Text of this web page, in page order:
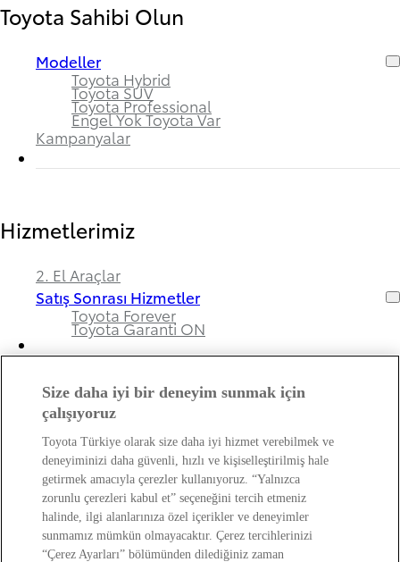
Toyota Sahibi Olun
Modeller
Toyota Hybrid
Toyota SUV
Toyota Professional
Engel Yok Toyota Var
Kampanyalar
Hizmetlerimiz
2. El Araçlar
Satış Sonrası Hizmetler
Toyota Forever
Toyota Garanti ON
Bayimiz ve Toyota Hakkında
Hakkımızda
Bayi Bilgileri
Toyota Hakkında
Bayi Banka Hesap Bilgileri ve Sigorta Şirketleri
Kişisel Verilerin Korunması Hakkında
Bilgilendirme
Size daha iyi bir deneyim sunmak için
çalışıyoruz
Toyota Türkiye olarak size daha iyi hizmet verebilmek ve
deneyiminizi daha güvenli, hızlı ve kişiselleştirilmiş hale
getirmek amacıyla çerezler kullanıyoruz. “Yalnızca
zorunlu çerezleri kabul et” seçeneğini tercih etmeniz
halinde, ilgi alanlarınıza özel içerikler ve deneyimler
sunmamız mümkün olmayacaktır. Çerez tercihlerinizi
“Çerez Ayarları” bölümünden dilediğiniz zaman